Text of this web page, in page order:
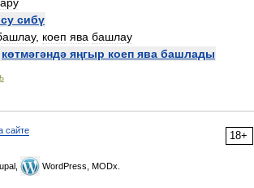
су сибү
, коеп ява башлау
көтмәгәндә яңгыр коеп ява башлады
18+
сайте
WordPress, MODx.